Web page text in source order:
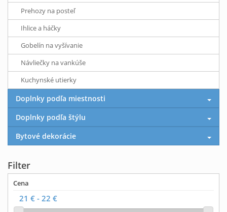
Prehozy na posteľ
Ihlice a háčky
Gobelín na vyšívanie
Návliečky na vankúše
Kuchynské utierky
Doplnky podľa miestnosti
Doplnky podľa štýlu
Bytové dekorácie
Filter
Cena